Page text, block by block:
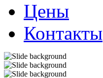
Цены
Контакты